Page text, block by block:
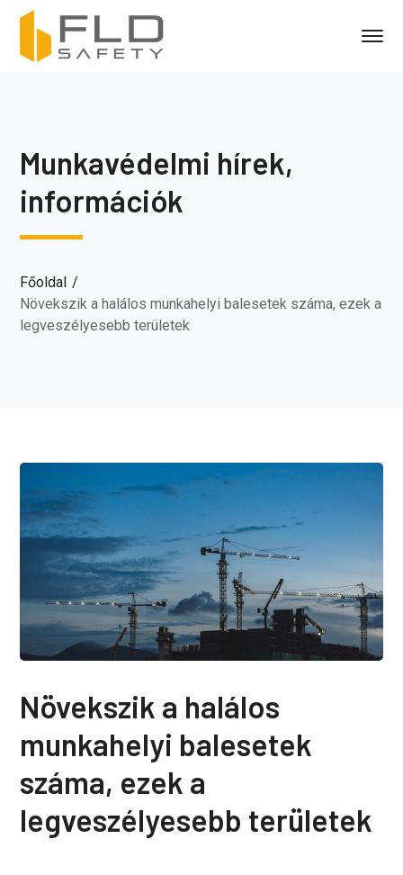
Munkavédelmi hírek,
információk
Főoldal
Növekszik a halálos munkahelyi balesetek száma, ezek a
legveszélyesebb területek
Növekszik a halálos
munkahelyi balesetek
száma, ezek a
legveszélyesebb területek